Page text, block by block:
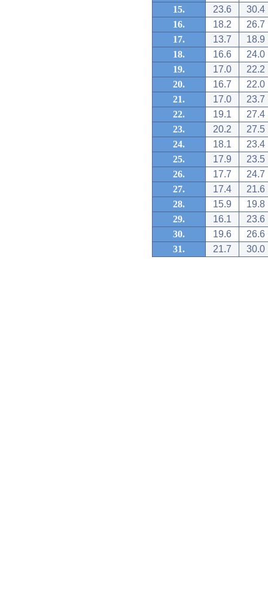
15.
23.6
30.4
16.
18.2
26.7
17.
13.7
18.9
18.
16.6
24.0
19.
17.0
22.2
20.
16.7
22.0
21.
17.0
23.7
22.
19.1
27.4
23.
20.2
27.5
24.
18.1
23.4
25.
17.9
23.5
26.
17.7
24.7
27.
17.4
21.6
28.
15.9
19.8
29.
16.1
23.6
30.
19.6
26.6
31.
21.7 30.0